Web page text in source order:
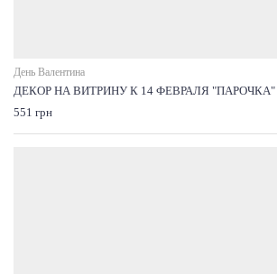
День Валентина
ДЕКОР НА ВИТРИНУ К 14 ФЕВРАЛЯ "ПАРОЧКА"
551 грн